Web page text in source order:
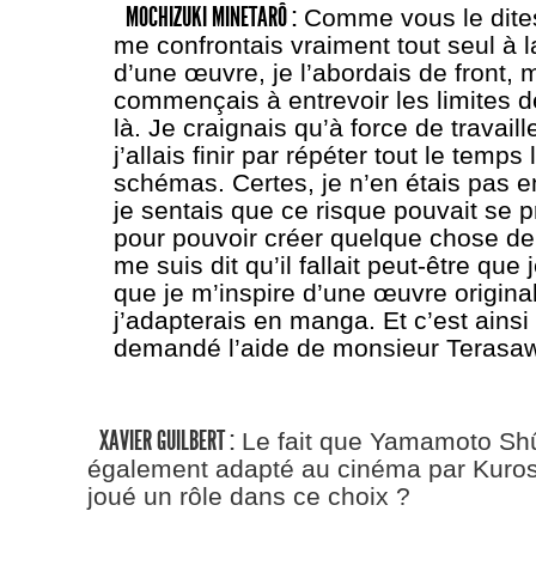
MOCHIZUKI MINETARÔ :Comme vous le
me confrontais vraiment tout seul à
d’une œuvre, je l’abordais de front,
commençais à entrevoir les limites
là. Je craignais qu’à force de
j’allais finir par répéter tout le temps
schémas. Certes, je n’en étais pas
je sentais que ce risque pouvait se
pour pouvoir créer quelque chose
me suis dit qu’il fallait peut-être
que je m’inspire d’une œuvre
j’adapterais en manga. Et c’est ainsi
demandé l’aide de monsieur
XAVIER GUILBERT :Le fait que Yamamoto
également adapté au cinéma par
joué un rôle dans ce choix ?